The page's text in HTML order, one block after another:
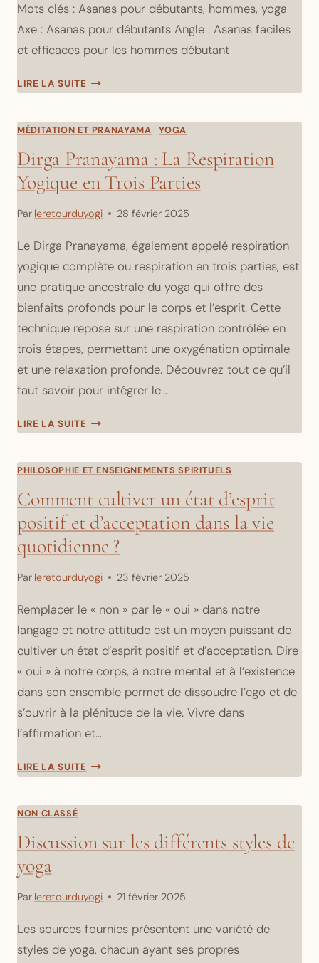
Mots clés : Asanas pour débutants, hommes, yoga
Axe : Asanas pour débutants Angle : Asanas faciles
et efficaces pour les hommes débutant
LIRE LA SUITE 5
ASANAS
POUR
HOMMES
DÉBUTANTS
EN
YOGA
MÉDITATION ET PRANAYAMA |YOGA
Dirga Pranayama : La Respiration
Yogique en Trois Parties
Par leretourduyogi 28 février 2025
Le Dirga Pranayama, également appelé respiration
yogique complète ou respiration en trois parties, est
une pratique ancestrale du yoga qui offre des
bienfaits profonds pour le corps et l’esprit. Cette
technique repose sur une respiration contrôlée en
trois étapes, permettant une oxygénation optimale
et une relaxation profonde. Découvrez tout ce qu’il
faut savoir pour intégrer le…
LIRE LA SUITE DIRGA
PRANAYAMA
LA
YOGIQUE
EN
TROIS
PARTIES
PHILOSOPHIE ET ENSEIGNEMENTS SPIRITUELS
Comment cultiver un état d’esprit
positif et d’acceptation dans la vie
quotidienne ?
Par leretourduyogi 23 février 2025
Remplacer le « non » par le « oui » dans notre
langage et notre attitude est un moyen puissant de
cultiver un état d’esprit positif et d’acceptation. Dire
« oui » à notre corps, à notre mental et à l’existence
dans son ensemble permet de dissoudre l’ego et de
s’ouvrir à la plénitude de la vie. Vivre dans
l’affirmation et…
LIRE LA SUITE COMMENT
CULTIVER
POSITIF
DANS
VIE
QUOTIDIENNE
?
NON CLASSÉ
Discussion sur les différents styles de
yoga
Par leretourduyogi 21 février 2025
Les sources fournies présentent une variété de
styles de yoga, chacun ayant ses propres